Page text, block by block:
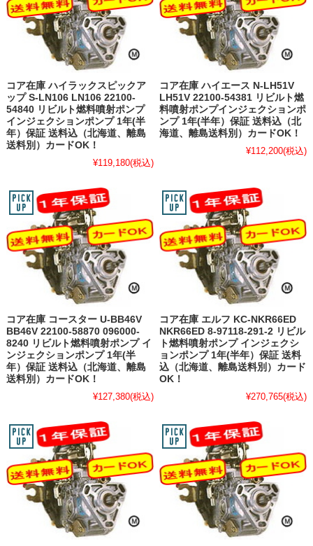
コア在庫 ハイラックスピックア
ップ S-LN106 LN106 22100-
54840 リビルト燃料噴射ポンプ
インジェクションポンプ 1年(半
年）保証 送料込（北海道、離島
送料別）カードOK！
¥119,180(税込)
コア在庫 ハイエース N-LH51V
LH51V 22100-54381 リビルト燃
料噴射ポンプインジェクションポ
ンプ 1年(半年）保証 送料込（北
海道、離島送料別）カードOK！
¥112,200(税込)
コア在庫 コースター U-BB46V
BB46V 22100-58870 096000-
8240 リビルト燃料噴射ポンプ イ
ンジェクションポンプ 1年(半
年）保証 送料込（北海道、離島
送料別）カードOK！
¥127,380(税込)
コア在庫 エルフ KC-NKR66ED
NKR66ED 8-97118-291-2 リビル
ト燃料噴射ポンプ インジェクシ
ョンポンプ 1年(半年）保証 送料
込（北海道、離島送料別）カード
OK！
¥270,765(税込)